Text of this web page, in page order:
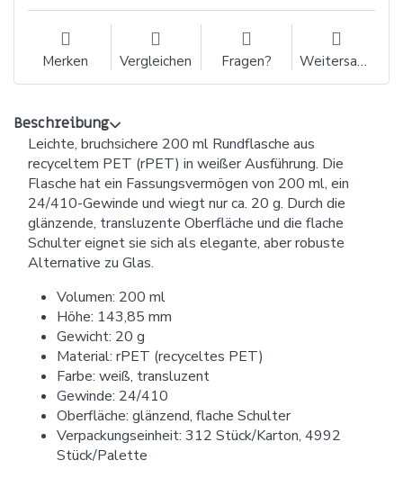
Merken Vergleichen Fragen? Weitersagen
Beschreibung
Leichte, bruchsichere 200 ml Rundflasche aus
recyceltem PET (rPET) in weißer Ausführung. Die
Flasche hat ein Fassungsvermögen von 200 ml, ein
24/410-Gewinde und wiegt nur ca. 20 g. Durch die
glänzende, transluzente Oberfläche und die flache
Schulter eignet sie sich als elegante, aber robuste
Alternative zu Glas.
Volumen: 200 ml
Höhe: 143,85 mm
Gewicht: 20 g
Material: rPET (recyceltes PET)
Farbe: weiß, transluzent
Gewinde: 24/410
Oberfläche: glänzend, flache Schulter
Verpackungseinheit: 312 Stück/Karton, 4992
Stück/Palette